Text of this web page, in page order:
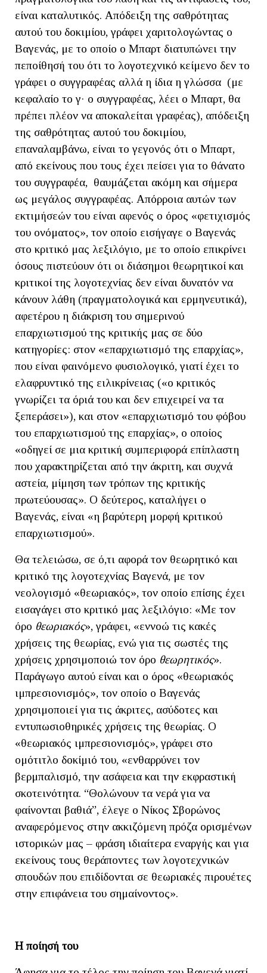
είναι καταλυτικός. Απόδειξη της σαθρότητας
αυτού του δοκιμίου, γράφει χαριτολογώντας ο
Βαγενάς, με το οποίο ο Μπαρτ διατυπώνει την
πεποίθησή του ότι το λογοτεχνικό κείμενο δεν το
γράφει ο συγγραφέας αλλά η ίδια η γλώσσα (με
κεφαλαίο το γ· ο συγγραφέας, λέει ο Μπαρτ, θα
πρέπει πλέον να αποκαλείται γραφέας), απόδειξη
της σαθρότητας αυτού του δοκιμίου,
επαναλαμβάνω, είναι το γεγονός ότι ο Μπαρτ,
από εκείνους που τους έχει πείσει για το θάνατο
του συγγραφέα, θαυμάζεται ακόμη και σήμερα
ως μεγάλος συγγραφέας. Απόρροια αυτών των
εκτιμήσεών του είναι αφενός ο όρος «φετιχισμός
του ονόματος», τον οποίο εισήγαγε ο Βαγενάς
στο κριτικό μας λεξιλόγιο, με το οποίο επικρίνει
όσους πιστεύουν ότι οι διάσημοι θεωρητικοί και
κριτικοί της λογοτεχνίας δεν είναι δυνατόν να
κάνουν λάθη (πραγματολογικά και ερμηνευτικά),
αφετέρου η διάκριση του σημερινού
επαρχιωτισμού της κριτικής μας σε δύο
κατηγορίες: στον «επαρχιωτισμό της επαρχίας»,
που είναι φαινόμενο φυσιολογικό, γιατί έχει το
ελαφρυντικό της ειλικρίνειας («ο κριτικός
γνωρίζει τα όριά του και δεν επιχειρεί να τα
ξεπεράσει»), και στον «επαρχιωτισμό του φόβου
του επαρχιωτισμού της επαρχίας», ο οποίος
«οδηγεί σε μια κριτική συμπεριφορά επίπλαστη
που χαρακτηρίζεται από την άκριτη, και συχνά
αστεία, μίμηση των τρόπων της κριτικής
πρωτεύουσας». Ο δεύτερος, καταλήγει ο
Βαγενάς, είναι «η βαρύτερη μορφή κριτικού
επαρχιωτισμού».
Θα τελειώσω, σε ό,τι αφορά τον θεωρητικό και
κριτικό της λογοτεχνίας Βαγενά, με τον
νεολογισμό «θεωριακός», τον οποίο επίσης έχει
εισαγάγει στο κριτικό μας λεξιλόγιο: «Με τον
όρο θεωριακός», γράφει, «εννοώ τις κακές
χρήσεις της θεωρίας, ενώ για τις σωστές της
χρήσεις χρησιμοποιώ τον όρο θεωρητικός».
Παράγωγο αυτού είναι και ο όρος «θεωριακός
ιμπρεσιονισμός», τον οποίο ο Βαγενάς
χρησιμοποιεί για τις άκριτες, ασύδοτες και
εντυπωσιοθηρικές χρήσεις της θεωρίας. Ο
«θεωριακός ιμπρεσιονισμός», γράφει στο
ομότιτλο δοκίμιό του, «ενθαρρύνει τον
βερμπαλισμό, την ασάφεια και την εκφραστική
σκοτεινότητα. “Θολώνουν τα νερά για να
φαίνονται βαθιά”, έλεγε ο Νίκος Σβορώνος
αναφερόμενος στην ακκιζόμενη πρόζα ορισμένων
ιστορικών μας – φράση ιδιαίτερα εναργής και για
εκείνους τους θεράποντες των λογοτεχνικών
σπουδών που επιδίδονται σε θεωριακές πιρουέτες
στην επιφάνεια του σημαίνοντος».
Η ποίησή του